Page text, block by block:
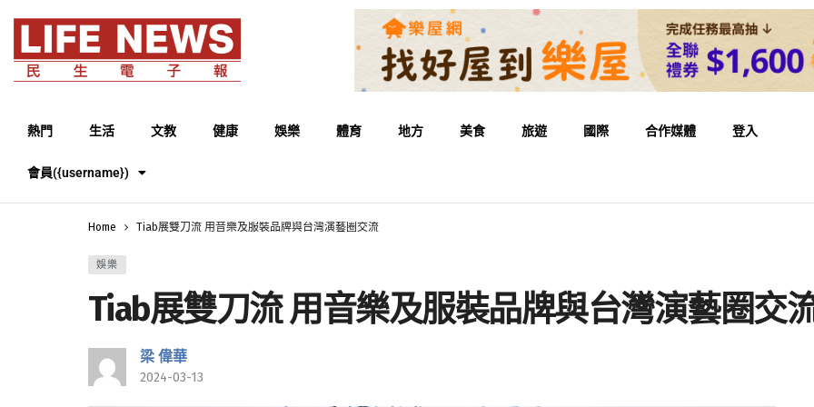
熱門 生活 文教 健康 娛樂 體育 地方 美食 旅遊 國際 合作媒體 登入
會員({username})
Home Tiab展雙刀流 用音樂及服裝品牌與台灣演藝圈交流
娛樂
Tiab展雙刀流 用音樂及服裝品牌與台灣演藝圈交
梁 偉華
2024-03-13